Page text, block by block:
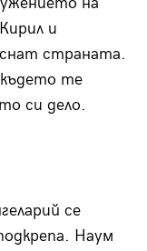
и
страната.
където те
си дело.
се
Наум